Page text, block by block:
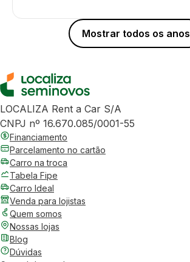
Mostrar todos os anos
LOCALIZA Rent a Car S/A
CNPJ nº 16.670.085/0001-55
Financiamento
Parcelamento no cartão
Carro na troca
Tabela Fipe
Carro Ideal
Venda para lojistas
Quem somos
Nossas lojas
Blog
Dúvidas